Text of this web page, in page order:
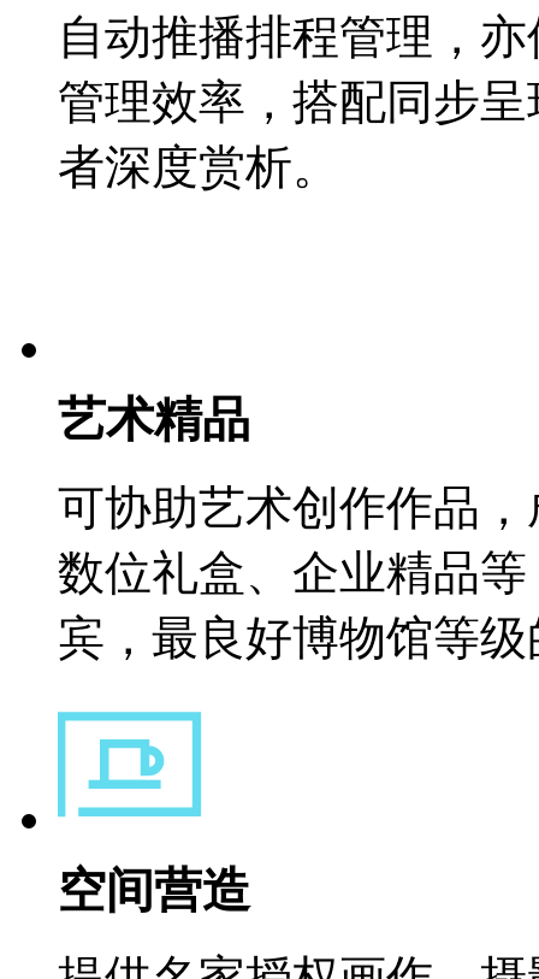
自动推播排程管理
管理效率，搭配同步
者深度赏析。
艺术精品
可协助艺术创作作品，
数位礼盒、企业精品
宾，最良好博物馆等
空间营造